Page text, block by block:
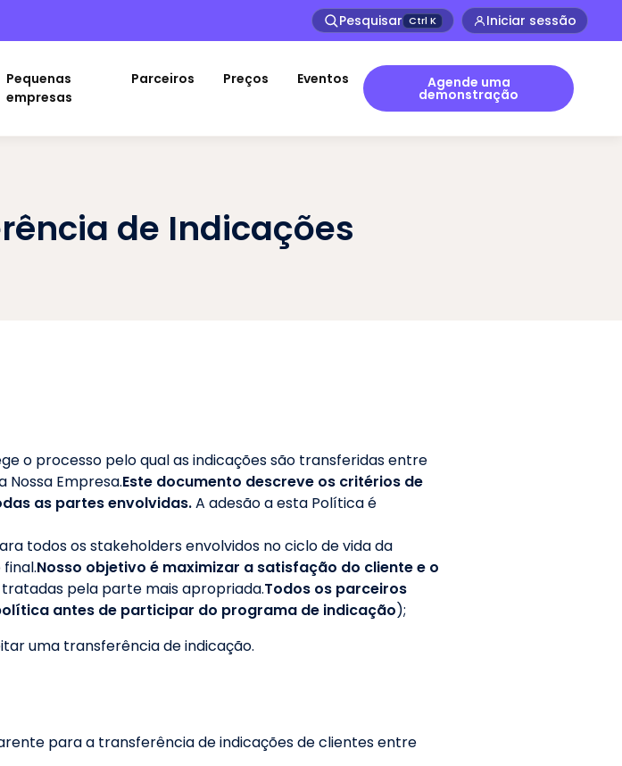
Pesquisar Ctrl K Iniciar sessão
Pequenas
empresas
Parceiros Preços Eventos Agende uma
demonstração
de Indicações
o processo pelo qual as indicações são transferidas entre
Empresa.Este documento descreve os critérios de
as partes envolvidas.A adesão a esta Política é
todos os stakeholders envolvidos no ciclo de vida da
Nosso objetivo é maximizar a satisfação do cliente e o
pela parte mais apropriada.Todos os parceiros
antes de participar do programa de indicação);
uma transferência de indicação.
para a transferência de indicações de clientes entre